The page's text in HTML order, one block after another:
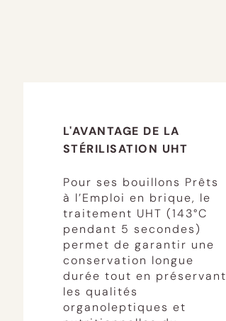
L'AVANTAGE DE LA
STÉRILISATION UHT
Pour ses bouillons Prêts
à l’Emploi en brique, le
traitement UHT (143°C
pendant 5 secondes)
permet de garantir une
conservation longue
durée tout en préservant
les qualités
organoleptiques et